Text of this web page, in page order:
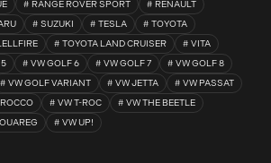
RANGE ROVER SPORT
RENAULT
SUZUKI TESLA
TOYOTA
TOYOTA LAND CRUISER
VITA
VW GOLF 6 VW GOLF 7
VW GOLF 8
VW GOLF VARIANT VW JETTA
VW PASSAT
VW T-ROC
VW THE BEETLE
VW UP!